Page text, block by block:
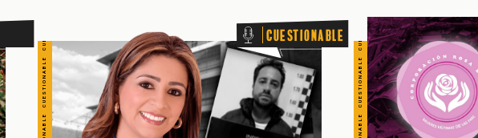
Cuestionable